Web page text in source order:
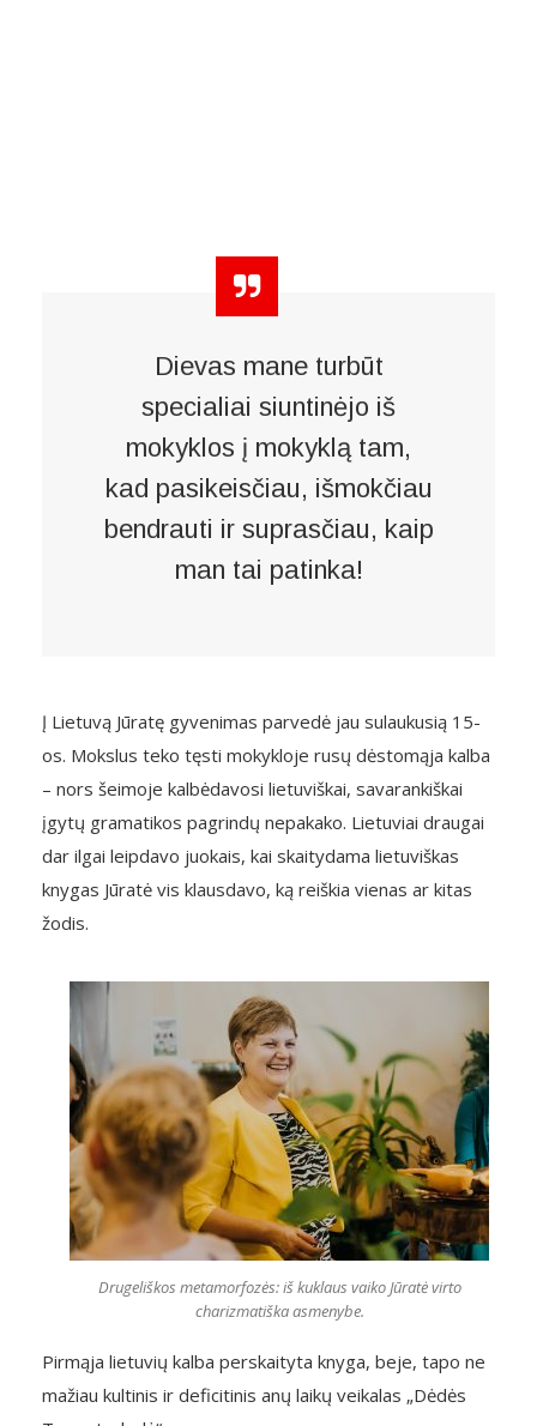
Dievas mane turbūt
specialiai siuntinėjo iš
mokyklos į mokyklą tam,
kad pasikeisčiau, išmokčiau
bendrauti ir suprasčiau, kaip
man tai patinka!
Į Lietuvą Jūratę gyvenimas parvedė jau sulaukusią 15-
os. Mokslus teko tęsti mokykloje rusų dėstomąja kalba
– nors šeimoje kalbėdavosi lietuviškai, savarankiškai
įgytų gramatikos pagrindų nepakako. Lietuviai draugai
dar ilgai leipdavo juokais, kai skaitydama lietuviškas
knygas Jūratė vis klausdavo, ką reiškia vienas ar kitas
žodis.
Drugeliškos metamorfozės: iš kuklaus vaiko Jūratė virto
charizmatiška asmenybe.
Pirmąja lietuvių kalba perskaityta knyga, beje, tapo ne
mažiau kultinis ir deficitinis anų laikų veikalas „Dėdės